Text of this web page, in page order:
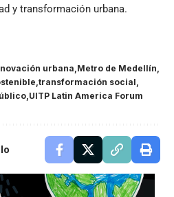
y transformación urbana.
urbana Metro de Medellín
transformación social
UITP Latin America Forum